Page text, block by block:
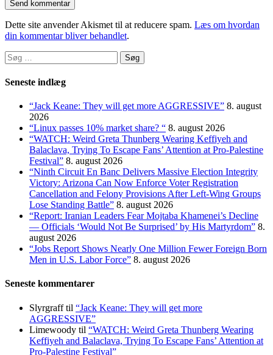
Dette site anvender Akismet til at reducere spam. Læs om hvordan
din kommentar bliver behandlet.
Søg
efter:
Seneste indlæg
“Jack Keane: They will get more AGGRESSIVE” 8. august
2026
“Linux passes 10% market share? “ 8. august 2026
“WATCH: Weird Greta Thunberg Wearing Keffiyeh and
Balaclava, Trying To Escape Fans’ Attention at Pro-Palestine
Festival” 8. august 2026
“Ninth Circuit En Banc Delivers Massive Election Integrity
Victory: Arizona Can Now Enforce Voter Registration
Cancellation and Felony Provisions After Left-Wing Groups
Lose Standing Battle” 8. august 2026
“Report: Iranian Leaders Fear Mojtaba Khamenei’s Decline
— Officials ‘Would Not Be Surprised’ by His Martyrdom” 8.
august 2026
“Jobs Report Shows Nearly One Million Fewer Foreign Born
Men in U.S. Labor Force” 8. august 2026
Seneste kommentarer
Slyrgrafftil “Jack Keane: They will get more
AGGRESSIVE”
Limewoody til “WATCH: Weird Greta Thunberg Wearing
Keffiyeh and Balaclava, Trying To Escape Fans’ Attention at
Pro-Palestine Festival”